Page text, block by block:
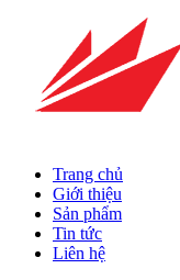
Trang chủ
Giới thiệu
Sản phẩm
Tin tức
Liên hệ